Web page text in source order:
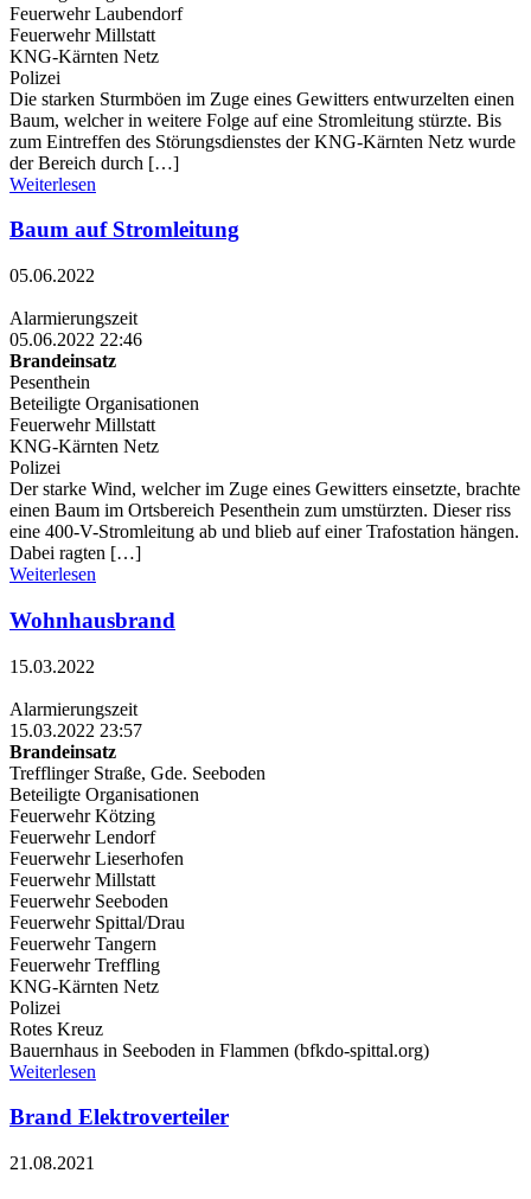
Feuerwehr Laubendorf
Feuerwehr Millstatt
KNG-Kärnten Netz
Polizei
Die starken Sturmböen im Zuge eines Gewitters entwurzelten einen
Baum, welcher in weitere Folge auf eine Stromleitung stürzte. Bis
zum Eintreffen des Störungsdienstes der KNG-Kärnten Netz wurde
der Bereich durch […]
Weiterlesen
Baum auf Stromleitung
05.06.2022
Alarmierungszeit
05.06.2022 22:46
Brandeinsatz
Pesenthein
Beteiligte Organisationen
Feuerwehr Millstatt
KNG-Kärnten Netz
Polizei
Der starke Wind, welcher im Zuge eines Gewitters einsetzte, brachte
einen Baum im Ortsbereich Pesenthein zum umstürzten. Dieser riss
eine 400-V-Stromleitung ab und blieb auf einer Trafostation hängen.
Dabei ragten […]
Weiterlesen
Wohnhausbrand
15.03.2022
Alarmierungszeit
15.03.2022 23:57
Brandeinsatz
Trefflinger Straße, Gde. Seeboden
Beteiligte Organisationen
Feuerwehr Kötzing
Feuerwehr Lendorf
Feuerwehr Lieserhofen
Feuerwehr Millstatt
Feuerwehr Seeboden
Feuerwehr Spittal/Drau
Feuerwehr Tangern
Feuerwehr Treffling
KNG-Kärnten Netz
Polizei
Rotes Kreuz
Bauernhaus in Seeboden in Flammen (bfkdo-spittal.org)
Weiterlesen
Brand Elektroverteiler
21.08.2021